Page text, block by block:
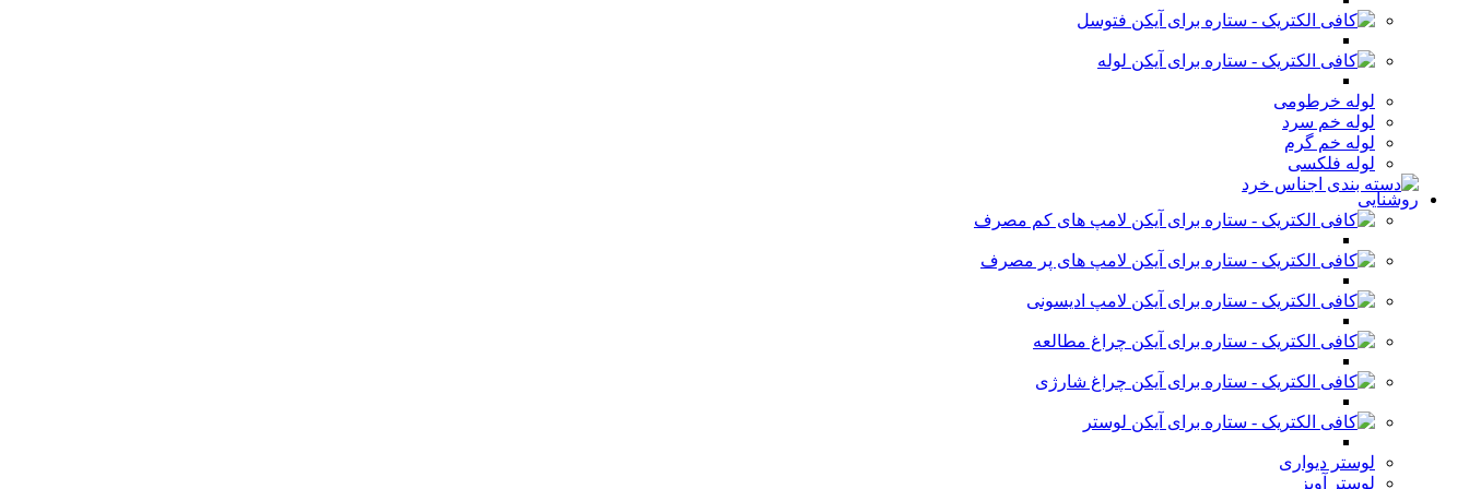
فتوسل
لوله
لوله خرطومی
لوله خم سرد
لوله خم گرم
لوله فلکسی
روشنایی
لامپ های کم مصرف
لامپ های پر مصرف
لامپ ادیسونی
چراغ مطالعه
چراغ شارژی
لوستر
لوستر دیواری
لوستر آویز